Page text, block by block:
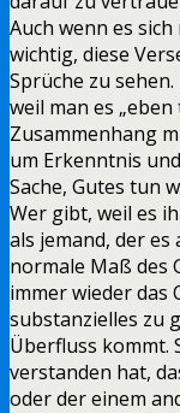
Auch wenn es
wichtig, diese
Sprüche zu
weil man es
Zusammenhang
um Erkenntnis
Sache, Gutes tun
Wer gibt, weil es
als jemand, der
normale Maß des
immer wieder das
substanzielles zu
Überfluss kommt.
verstanden hat,
oder der einem